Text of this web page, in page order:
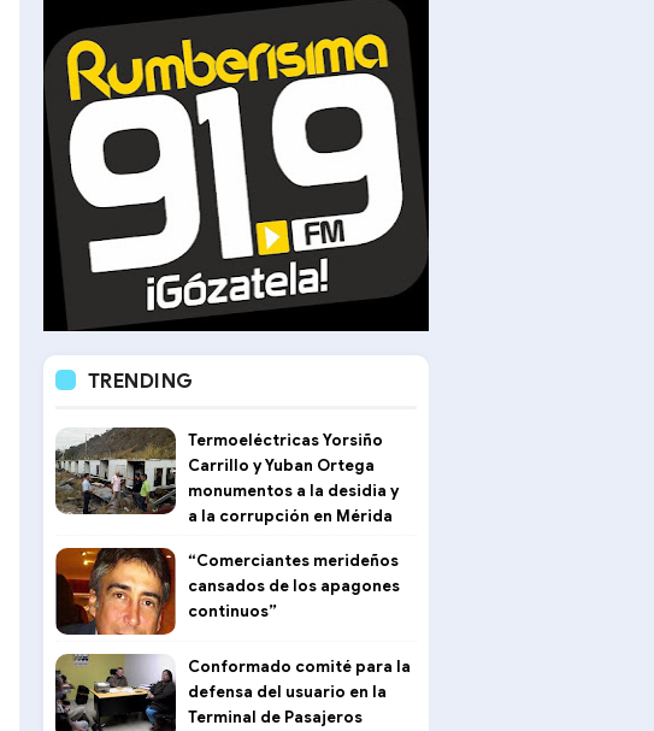
TRENDING
Termoeléctricas Yorsiño
Carrillo y Yuban Ortega
monumentos a la desidia y
a la corrupción en Mérida
“Comerciantes merideños
cansados de los apagones
continuos”
Conformado comité para la
defensa del usuario en la
Terminal de Pasajeros